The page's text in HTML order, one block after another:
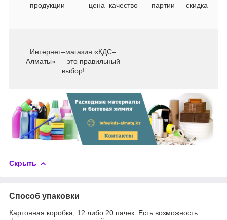
продукции
цена–качество
партии — скидка
Интернет–магазин «КДС–
Алматы» — это правильный
выбор!
Скрыть
Способ упаковки
Картонная коробка, 12 либо 20 пачек. Есть возможность